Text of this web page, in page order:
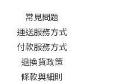
常見問題
運送服務方式
付款服務方式
退換貨政策
條款與細則